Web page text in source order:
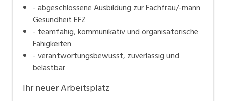
- abgeschlossene Ausbildung zur Fachfrau/-mann
Gesundheit EFZ
- teamfähig, kommunikativ und organisatorische
Fähigkeiten
- verantwortungsbewusst, zuverlässig und
belastbar
Ihr neuer Arbeitsplatz